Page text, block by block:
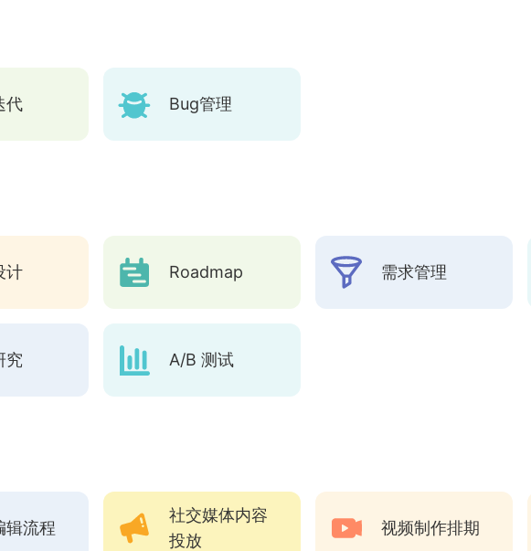
代 Bug管理
计 Roadmap 需求管理
究 A/B 测试
辑流程
社交媒体内容
投放
视频制作排期